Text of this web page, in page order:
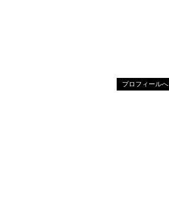
プロフィールへ